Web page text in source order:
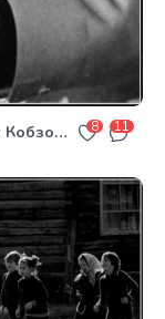
Народному артисту СССР Иосифу Кобзону - 80! 8 11